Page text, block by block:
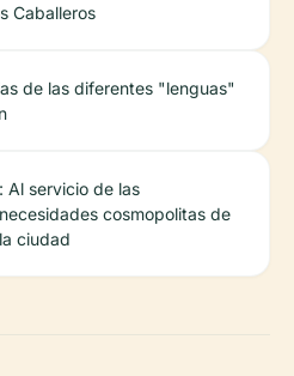
Caballeros
de las diferentes "lenguas"
: Al servicio de las
necesidades cosmopolitas de
la ciudad